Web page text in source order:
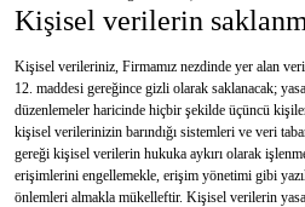
Kişisel verilerin
Kişisel verileriniz, Firmamız nezdinde yer alan
12. maddesi gereğince gizli olarak saklanacak;
düzenlemeler haricinde hiçbir şekilde üçüncü
kişisel verilerinizin barındığı sistemleri ve veri
gereği kişisel verilerin hukuka aykırı olarak
erişimlerini engellemekle, erişim yönetimi gibi
önlemleri almakla mükelleftir. Kişisel verilerin